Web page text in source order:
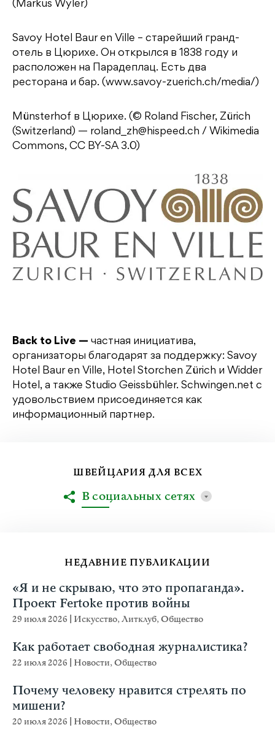
(Markus Wyler)
Savoy Hotel Baur en Ville – старейший гранд-
отель в Цюрихе. Он открылся в 1838 году и
расположен на Парадеплац. Есть два
ресторана и бар. (www.savoy-zuerich.ch/media/)
Münsterhof в Цюрихе. (© Roland Fischer, Zürich
(Switzerland) — roland_zh@hispeed.ch / Wikimedia
Commons, CC BY-SA 3.0)
Back to Live — частная инициатива,
организаторы благодарят за поддержку: Savoy
Hotel Baur en Ville, Hotel Storchen Zürich и Widder
Hotel, а также Studio Geissbühler. Schwingen.net с
удовольствием присоединяется как
информационный партнер.
НЕДАВНИЕ ПУБЛИКАЦИИ
«Я и не скрываю, что это пропаганда».
Проект Fertoke против войны
29 июля 2026 Искусство,Литклуб,Общество
Как работает свободная журналистика?
22 июля 2026 Новости,Общество
Почему человеку нравится стрелять по
мишени?
20 июля 2026 Новости,Общество
ШВЕЙЦАРИЯ ДЛЯ ВСЕХ
В социальных сетях